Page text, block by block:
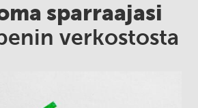
sparraajasi
verkostosta